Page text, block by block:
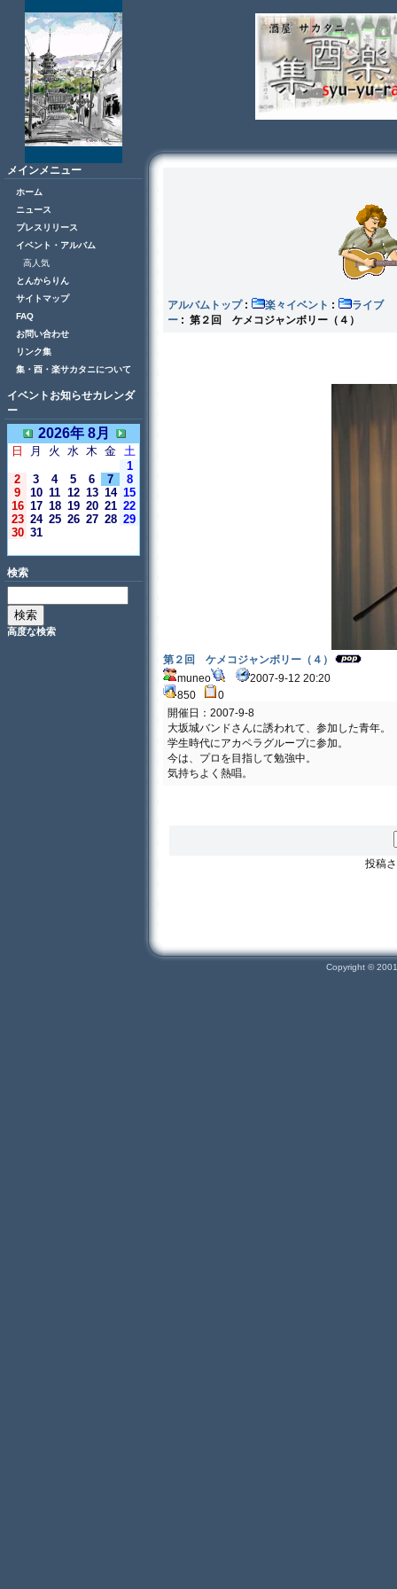
メインメニュー
ホーム
ニュース
プレスリリース
イベント・アルバム
高人気
とんからりん
サイトマップ
FAQ
お問い合わせ
リンク集
集・酉・楽サカタニについて
イベントお知らせカレンダ
ー
2026年 8月
日 月 火 水 木 金 土
1
2
3 4 5 6 7
8
9
10 11 12 13 14 15
16 17 18 19 20 21 22
23 24 25 26 27 28 29
30 31
検索
高度な検索
アルバムトップ: 楽々イベント :
ー : 第２回 ケメコジャンボリー（４）
第２回 ケメコジャンボリー（４）
muneo
2007-9-12 20:20
850
0
開催日：2007-9-8
大坂城バンドさんに誘われて、参加した青年。
学生時代にアカペラグループに参加。
今は、プロを目指して勉強中。
気持ちよく熱唱。
投稿
Copyright ©